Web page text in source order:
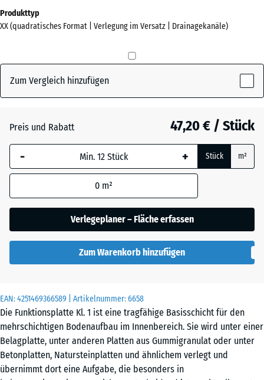
EAN:4251469366589 | Artikelnummer:6658
Die Funktionsplatte Kl. 1 ist eine tragfähige Basisschicht für den
mehrschichtigen Bodenaufbau im Innenbereich. Sie wird unter einer
Belagplatte, unter anderen Platten aus Gummigranulat oder unter
Betonplatten, Natursteinplatten und ähnlichem verlegt und
übernimmt dort eine Aufgabe, die besonders in
Abmessungen
für
1040
mm
Die gewählte, blau
umrandete
(sofern in den
Produktdaten nicht
für die
Bedarfsberechnung
104
x
104
x
2,8
cm
Produkttyp
XX (quadratisches Format | Verlegung im Versatz | Drainagekanäle)
Zum Vergleich hinzufügen
Preis und Rabatt 47,20 € / Stück
- + Stück m²
0 m²
Verlegeplaner – Fläche erfassen
Zum Warenkorb hinzufügen